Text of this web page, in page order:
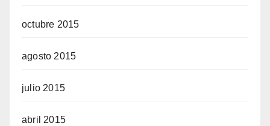
octubre 2015
agosto 2015
julio 2015
abril 2015